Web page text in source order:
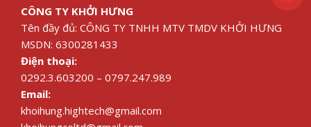
CÔNG TY KHỞI HƯNG
Tên đầy đủ: CÔNG TY TNHH MTV TMDV KHỞI HƯNG
MSDN: 6300281433
Điện thoại:
0292.3.603200 – 0797.247.989
Email:
khoihung.hightech@gmail.com